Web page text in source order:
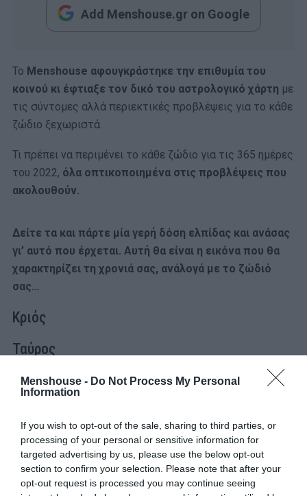
Menshouse - Do Not Process My Personal
Information
If you wish to opt-out of the sale, sharing to third parties, or
processing of your personal or sensitive information for
targeted advertising by us, please use the below opt-out
section to confirm your selection. Please note that after your
opt-out request is processed you may continue seeing
Add Menshouse.gr on Google
Το Menshouse αφουγκράστηκε την επιθυμία του
κοινού κι έφτιαξε τον δικό του αστρολογικό χάρτη με
τις σύντομες αλλά περιεκτικές προβλέψεις για το κάθε
ζώδιο ξεχωριστά.
Τι πρέπει να περιμένει το κάθε ζώδιο για τις 365 ημέρες
του 2022, όλα οπτικοποιημένα στις προβλέψεις που
ακολουθούν.
Δείτε τα και πάρτε μία γερή δόση ελπίδας και ανάσας
γι’ αυτό που έρχεται. Αυτή θα είναι η εικόνα που θα
χαρακτηρίζει τη χρονιά σας, ανάλογά με το ζώδιό
σας…
Κριός
Ταύρος
Δίδυμοι
Λέων
Παρθένος